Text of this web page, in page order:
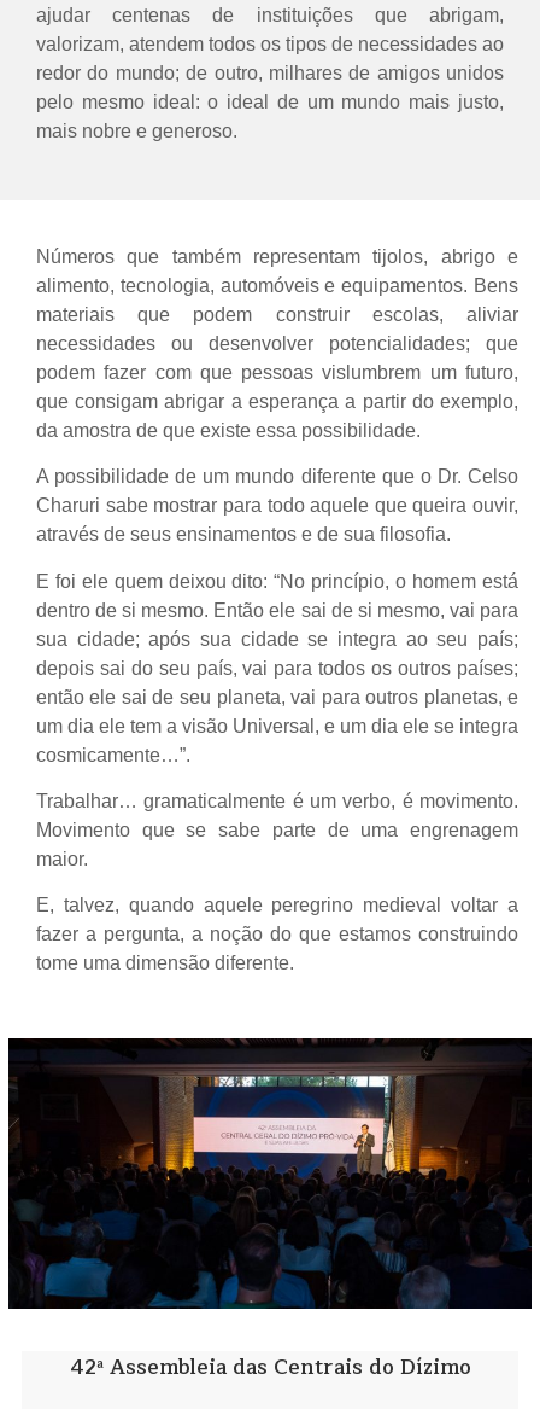
ajudar centenas de instituições que abrigam,
valorizam, atendem todos os tipos de necessidades ao
redor do mundo; de outro, milhares de amigos unidos
pelo mesmo ideal: o ideal de um mundo mais justo,
mais nobre e generoso.
Números que também representam tijolos, abrigo e
alimento, tecnologia, automóveis e equipamentos. Bens
materiais que podem construir escolas, aliviar
necessidades ou desenvolver potencialidades; que
podem fazer com que pessoas vislumbrem um futuro,
que consigam abrigar a esperança a partir do exemplo,
da amostra de que existe essa possibilidade.
A possibilidade de um mundo diferente que o Dr. Celso
Charuri sabe mostrar para todo aquele que queira ouvir,
através de seus ensinamentos e de sua filosofia.
E foi ele quem deixou dito: “No princípio, o homem está
dentro de si mesmo. Então ele sai de si mesmo, vai para
sua cidade; após sua cidade se integra ao seu país;
depois sai do seu país, vai para todos os outros países;
então ele sai de seu planeta, vai para outros planetas, e
um dia ele tem a visão Universal, e um dia ele se integra
cosmicamente…”.
Trabalhar… gramaticalmente é um verbo, é movimento.
Movimento que se sabe parte de uma engrenagem
maior.
E, talvez, quando aquele peregrino medieval voltar a
fazer a pergunta, a noção do que estamos construindo
tome uma dimensão diferente.
42ª Assembleia das Centrais do Dízimo